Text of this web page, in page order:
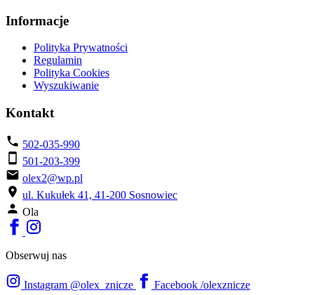
Informacje
Polityka Prywatności
Regulamin
Polityka Cookies
Wyszukiwanie
Kontakt
502-035-990
501-203-399
olex2@wp.pl
ul. Kukułek 41, 41-200 Sosnowiec
Ola
Obserwuj nas
Instagram @olex_znicze Facebook /olexznicze